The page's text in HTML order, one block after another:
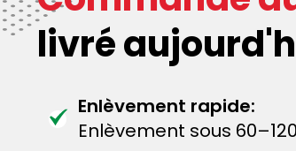
livré
Enlèvement rapide:
Enlèvement sous